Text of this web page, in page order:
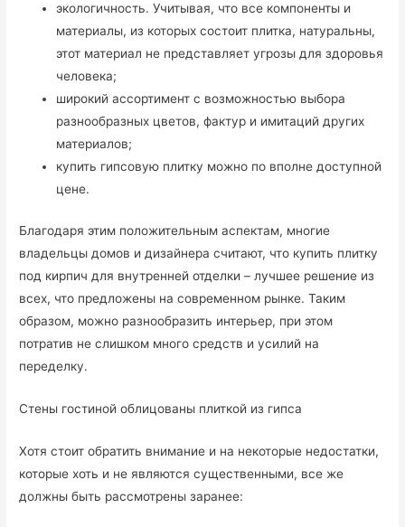
экологичность. Учитывая, что все компоненты и
материалы, из которых состоит плитка, натуральны,
этот материал не представляет угрозы для здоровья
человека;
широкий ассортимент с возможностью выбора
разнообразных цветов, фактур и имитаций других
материалов;
купить гипсовую плитку можно по вполне доступной
цене.
Благодаря этим положительным аспектам, многие
владельцы домов и дизайнера считают, что купить плитку
под кирпич для внутренней отделки – лучшее решение из
всех, что предложены на современном рынке. Таким
образом, можно разнообразить интерьер, при этом
потратив не слишком много средств и усилий на
переделку.
Стены гостиной облицованы плиткой из гипса
Хотя стоит обратить внимание и на некоторые недостатки,
которые хоть и не являются существенными, все же
должны быть рассмотрены заранее: